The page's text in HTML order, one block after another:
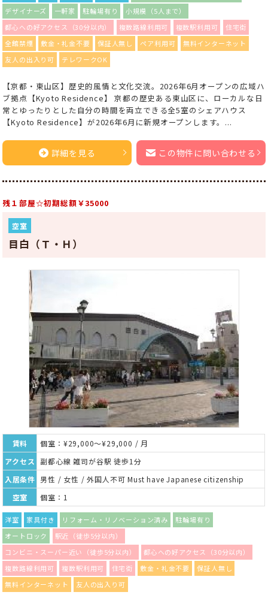
デザイナーズ
一軒家 駐輪場有り
小規模（5人まで）
都心への好アクセス（30分以内）
複数路線利用可 複数駅利用可
住宅街
全館禁煙
敷金・礼金不要 保証人無し ペア利用可
無料インターネット
友人の出入り可
テレワークOK
【京都・東山区】歴史的風情と文化交流。2026年6月オープンの広域ハ
ブ拠点【Kyoto Residence】 京都の歴史ある東山区に、ローカルな日
常とゆったりとした自分の時間を両立できる全5室のシェアハウス
【Kyoto Residence】が2026年6月に新規オープンします。...
詳細を見る この物件に問い合わせる
残１部屋☆初期総額￥35000
空室
目白（Ｔ・Ｈ）
賃料
個室：¥29,000～¥29,000 / 月
アクセス
副都心線 雑司が谷駅 徒歩1分
入居条件 男性 / 女性 / 外国人不可 Must have Japanese citizenship
空室
個室：1
洋室 家具付き リフォーム・リノベーション済み
駐輪場有り
オートロック
駅近（徒歩5分以内）
コンビニ・スーパー近い（徒歩5分以内）
都心への好アクセス（30分以内）
複数路線利用可
複数駅利用可 住宅街 敷金・礼金不要
保証人無し
無料インターネット
友人の出入り可